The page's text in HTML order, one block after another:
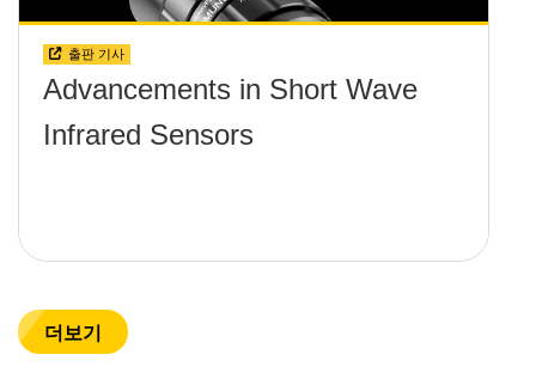
출판 기사
Advancements in Short Wave
Infrared Sensors
더보기